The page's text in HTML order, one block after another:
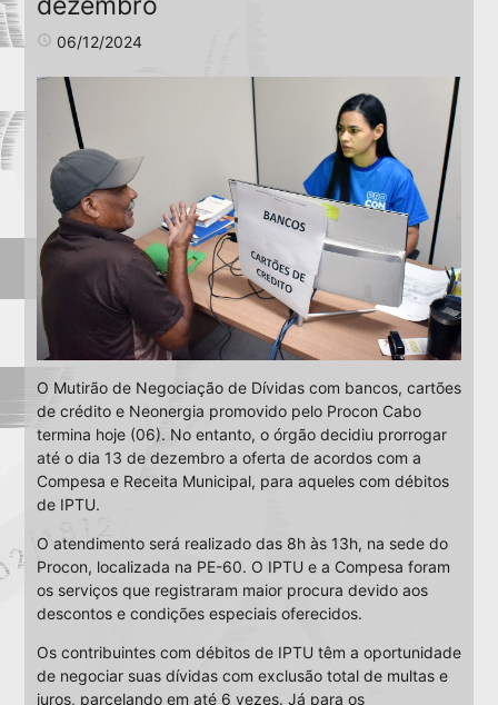
access_time 06/12/2024
O Mutirão de Negociação de Dívidas com bancos, cartões
de crédito e Neonergia promovido pelo Procon Cabo
termina hoje (06). No entanto, o órgão decidiu prorrogar
até o dia 13 de dezembro a oferta de acordos com a
Compesa e Receita Municipal, para aqueles com débitos
de IPTU.
O atendimento será realizado das 8h às 13h, na sede do
Procon, localizada na PE-60. O IPTU e a Compesa foram
os serviços que registraram maior procura devido aos
descontos e condições especiais oferecidos.
Os contribuintes com débitos de IPTU têm a oportunidade
de negociar suas dívidas com exclusão total de multas e
juros, parcelando em até 6 vezes. Já para os